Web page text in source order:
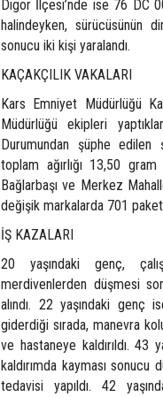
Digor İlçesi’nde ise 76 DC
halindeyken, sürücüsünün
sonucu iki kişi yaralandı.
KAÇAKÇILIK VAKALARI
Kars Emniyet Müdürlüğü
Müdürlüğü ekipleri
Durumundan şüphe edilen
toplam ağırlığı 13,50
Bağlarbaşı ve Merkez
değişik markalarda 701
İŞ KAZALARI
20 yaşındaki genç,
merdivenlerden düşmesi
alındı. 22 yaşındaki genç
giderdiği sırada, manevra
ve hastaneye kaldırıldı. 43
kaldırımda kayması
tedavisi yapıldı. 42